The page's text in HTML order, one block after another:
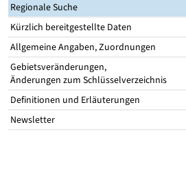
Regionale Suche
Kürzlich bereitgestellte Daten
Allgemeine Angaben, Zuordnungen
Gebietsveränderungen,
Änderungen zum Schlüsselverzeichnis
Definitionen und Erläuterungen
Newsletter